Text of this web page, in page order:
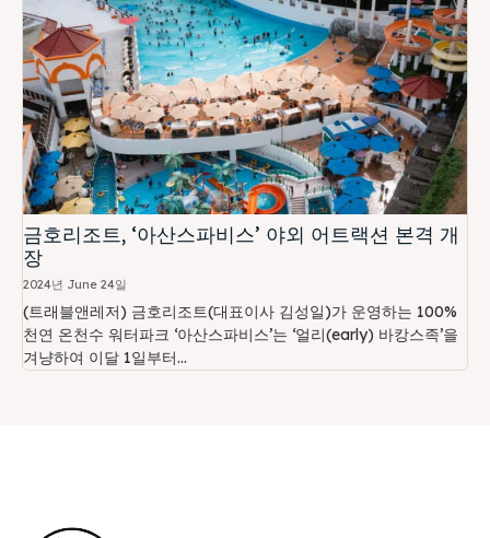
금호리조트, ‘아산스파비스’ 야외 어트랙션 본격 개
장
2024년 June 24일
(트래블앤레저) 금호리조트(대표이사 김성일)가 운영하는 100%
천연 온천수 워터파크 ‘아산스파비스’는 ‘얼리(early) 바캉스족’을
겨냥하여 이달 1일부터...